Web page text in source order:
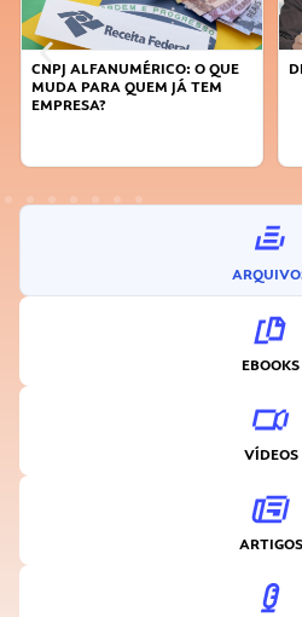
O QUE
JÁ TEM
DICAS PARA OBTER
EBOOKS
VÍDEOS
ARTIGOS